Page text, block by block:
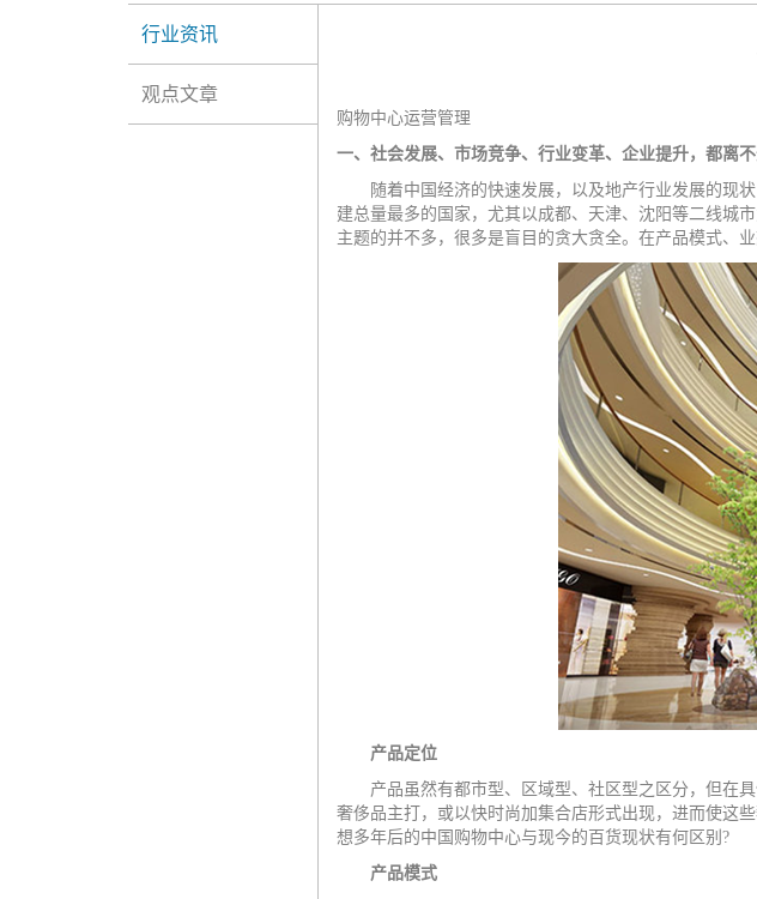
行业资讯
观点文章
购物中心运营管理
一、社会发展、市场竞争、行业变革、企业提升，都离
随着中国经济的快速发展，以及地产行业发展的现
建总量最多的国家，尤其以成都、天津、沈阳等二线城
主题的并不多，很多是盲目的贪大贪全。在产品模式、
产品定位
产品虽然有都市型、区域型、社区型之区分，但在具
奢侈品主打，或以快时尚加集合店形式出现，进而使这
想多年后的中国购物中心与现今的百货现状有何区别?
产品模式